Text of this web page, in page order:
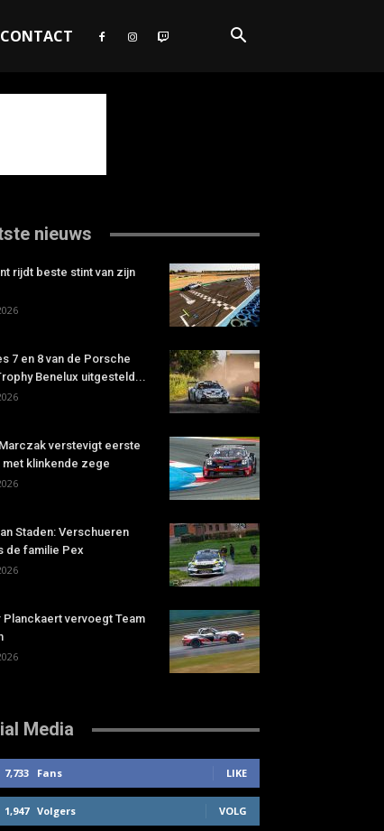
nieuws
rijdt beste stint van zijn
7 en 8 van de Porsche
Benelux uitgesteld...
verstevigt eerste
met klinkende zege
Staden: Verschueren
de familie Pex
Planckaert vervoegt Team
Media
7,733 Fans LIKE
1,947 Volgers VOLG